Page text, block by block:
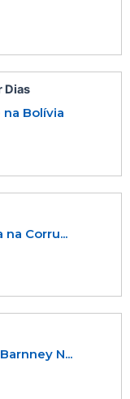
Dias
Bolívia
na Corru...
N...